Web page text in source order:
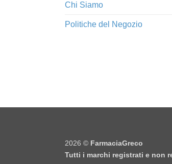
Chi Siamo
Politiche del Negozio
2026 © FarmaciaGreco
Tutti i marchi registrati e non